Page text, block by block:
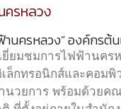
ครหลวง
านครหลวง” องค์กร
ยี่ยมชมการไฟฟ้านค
ล็กทรอนิกส์และคอม
นวยการ พร้อมด้วย